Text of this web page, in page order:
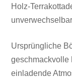
Holz-
Ursprüngliche
geschmackvolle
einladende